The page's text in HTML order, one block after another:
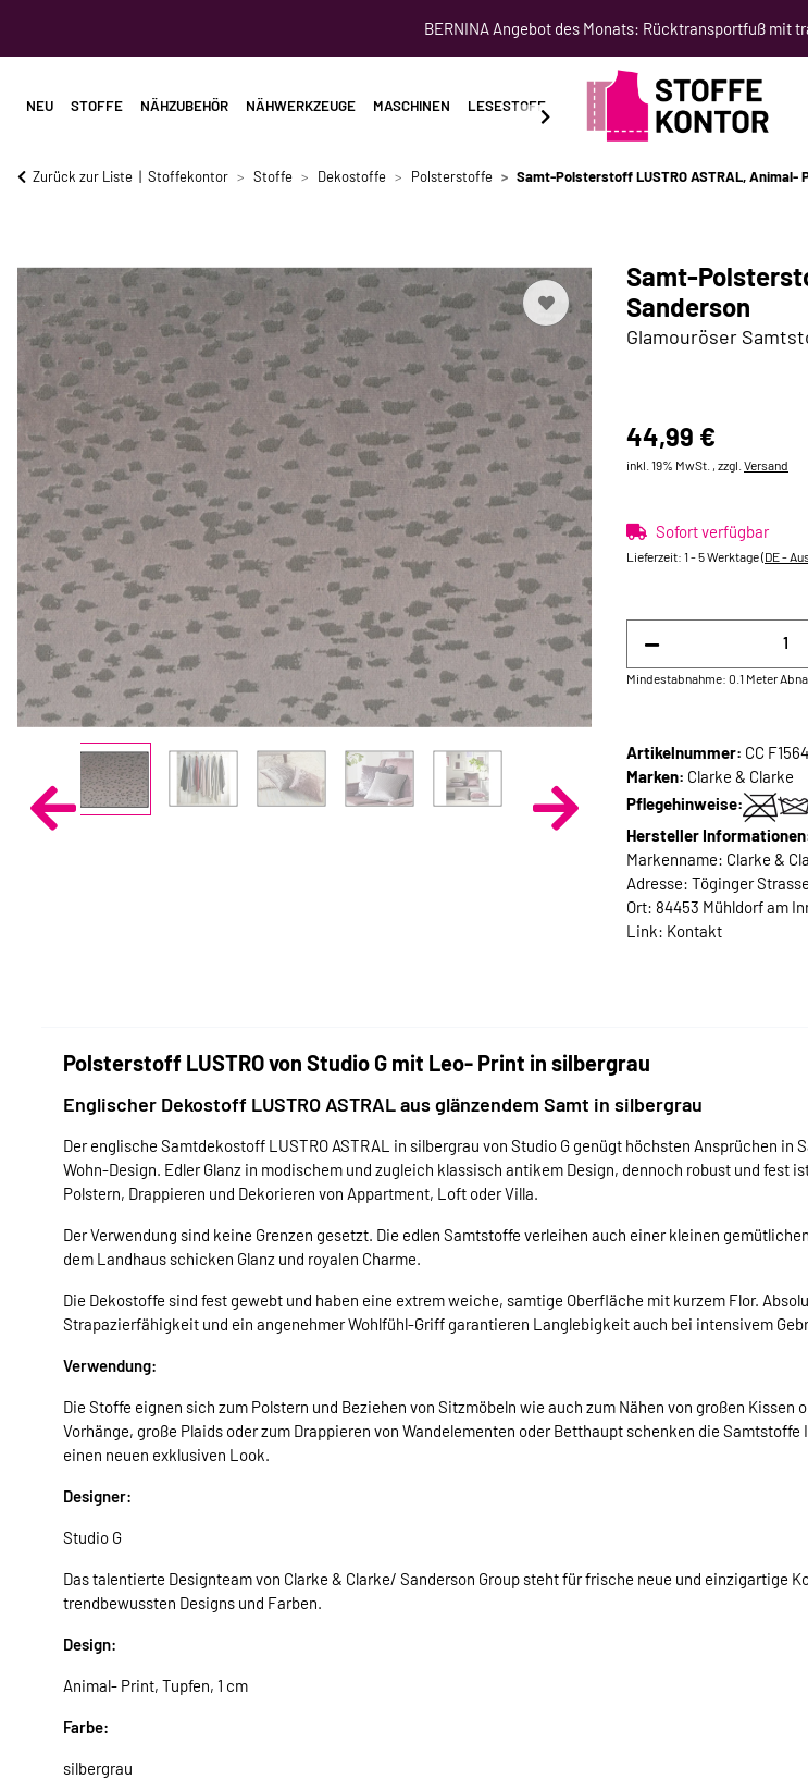
BERNINA Angebot des Monats: Rücktransportfuß mit
NEU STOFFE NÄHZUBEHÖR NÄHWERKZEUGE MASCHINEN LESESTOFF SCHNITTMUSTER NÄHKURSE
Zurück zur Liste Stoffekontor Stoffe Dekostoffe Polsterstoffe Samt-Polsterstoff LUSTRO ASTRAL, Animal-
Samt-
Sanderson
Glamouröser
44,99 €
inkl. 19% MwSt. , zzgl. Versand
Sofort verfügbar
Lieferzeit: 1 - 5 Werktage(DE -
Mindestabnahme: 0.1 Meter
Artikelnummer: CC
Marken: Clarke & Clarke
Pflegehinweise:
Hersteller
Markenname: Clarke &
Adresse: Töginger
Ort: 84453 Mühldorf am
Link: Kontakt
Polsterstoff LUSTRO von Studio G mit Leo- Print in silbergrau
Englischer Dekostoff LUSTRO ASTRAL aus glänzendem Samt in silbergrau
Der englische Samtdekostoff LUSTRO ASTRAL in silbergrau von Studio G genügt höchsten Ansprüchen in
Wohn-Design. Edler Glanz in modischem und zugleich klassisch antikem Design, dennoch robust und fest
Polstern, Drappieren und Dekorieren von Appartment, Loft oder Villa.
Der Verwendung sind keine Grenzen gesetzt. Die edlen Samtstoffe verleihen auch einer kleinen
dem Landhaus schicken Glanz und royalen Charme.
Die Dekostoffe sind fest gewebt und haben eine extrem weiche, samtige Oberfläche mit kurzem Flor.
Strapazierfähigkeit und ein angenehmer Wohlfühl-Griff garantieren Langlebigkeit auch bei intensivem
Verwendung:
Die Stoffe eignen sich zum Polstern und Beziehen von Sitzmöbeln wie auch zum Nähen von großen Kissen
Vorhänge, große Plaids oder zum Drappieren von Wandelementen oder Betthaupt schenken die Samtstoffe
einen neuen exklusiven Look.
Designer:
Studio G
Das talentierte Designteam von Clarke & Clarke/ Sanderson Group steht für frische neue und einzigartige
trendbewussten Designs und Farben.
Design:
Animal- Print, Tupfen, 1 cm
Farbe:
silbergrau